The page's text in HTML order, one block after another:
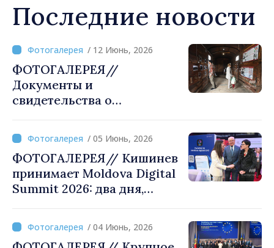
Последние новости
/ 12 Июнь, 2026
ФОТОГАЛЕРЕЯ//
Документы и
свидетельства о
представлены на выставке
"Государственный террор в
советской Молдове.
Масштабы, жертвы и
исполнители"
/ 05 Июнь, 2026
ФОТОГАЛЕРЕЯ// Кишинев
принимает Moldova Digital
Summit 2026: два дня,
и цифровому
преобразованию/ 04 Июнь, 2026